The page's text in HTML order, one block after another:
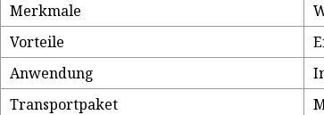
Merkmale
Vorteile
Anwendung
Transportpaket